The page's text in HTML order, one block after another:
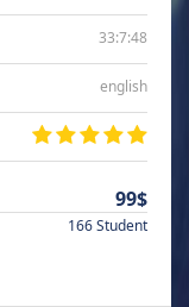
33:7:48
english
99$
166 Student